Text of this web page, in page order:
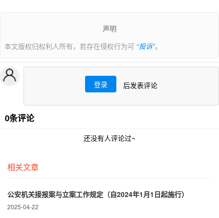
声明
本文版权归权利人所有，若存在侵权行为可 “投诉”。
登录 后发表评论
0条评论
还没有人评论过~
相关文章
公安机关接报案与立案工作规定（自2024年1月1日起施行）
2025-04-22